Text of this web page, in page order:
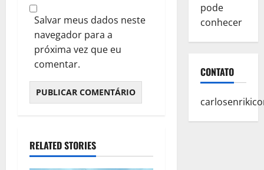
Salvar meus dados neste
navegador para a
próxima vez que eu
comentar.
RELATED STORIES
pode
conhecer
CONTATO